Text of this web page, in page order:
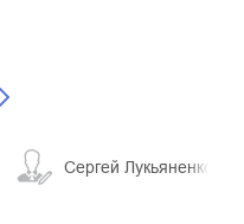
Сергей Лукьяненко